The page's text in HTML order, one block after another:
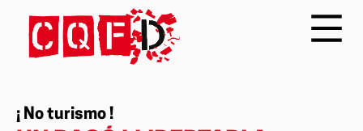
¡ No turismo !